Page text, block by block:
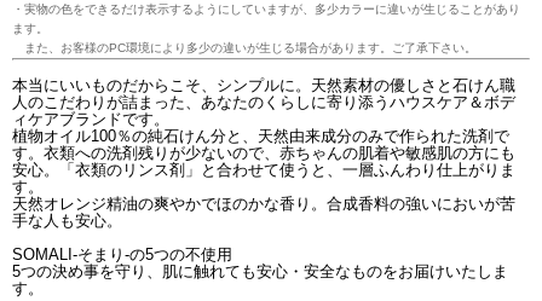
・実物の色をできるだけ表示するようにしていますが、多少カラーに違いが生じることがあり
ます。
また、お客様のPC環境により多少の違いが生じる場合があります。ご了承下さい。
本当にいいものだからこそ、シンプルに。天然素材の優しさと石けん職
人のこだわりが詰まった、あなたのくらしに寄り添うハウスケア＆ボデ
ィケアブランドです。
植物オイル100％の純石けん分と、天然由来成分のみで作られた洗剤で
す。衣類への洗剤残りが少ないので、赤ちゃんの肌着や敏感肌の方にも
安心。「衣類のリンス剤」と合わせて使うと、一層ふんわり仕上がりま
す。
天然オレンジ精油の爽やかでほのかな香り。合成香料の強いにおいが苦
手な人も安心。
SOMALI-そまり-の5つの不使用
5つの決め事を守り、肌に触れても安心・安全なものをお届けいたしま
す。